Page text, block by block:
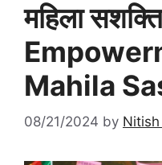
महिला
Mahila
08/21/2024 by